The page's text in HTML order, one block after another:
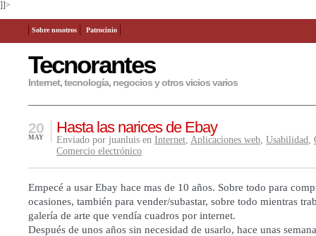
]]>
Tecnorantes
Internet, tecnología, negocios y otros vicios varios
Sobre nosotros Patrocinio
Hasta las narices de Ebay
20
MAY Enviado por juanluis en Internet, Aplicaciones web, Usabilidad,
Comercio electrónico
Empecé a usar Ebay hace mas de 10 años. Sobre todo para
ocasiones, también para vender/subastar, sobre todo mientras
galería de arte que vendía cuadros por internet.
Después de unos años sin necesidad de usarlo, hace unas